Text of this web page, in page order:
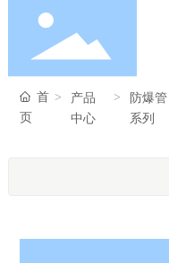
首页
首
页
产品
中心
防爆管
系列